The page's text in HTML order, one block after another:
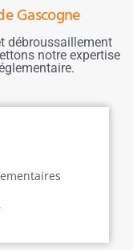
Gascogne
débroussaillement
notre expertise